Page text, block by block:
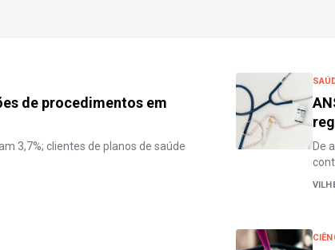
de procedimentos em
3,7%; clientes de planos de saúde
De